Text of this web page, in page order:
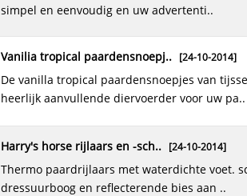
simpel en eenvoudig en uw advertenti..
vanilia tropical paardensnoepj.. [24-10-2014]
de vanilla tropical paardensnoepjes van tijssen zijn een
heerlijk aanvullende diervoerder voor uw pa..
harry's horse rijlaars en -sch.. [24-10-2014]
thermo paardrijlaars met waterdichte voet. schacht heeft een
dressuurboog en reflecterende bies aan ..